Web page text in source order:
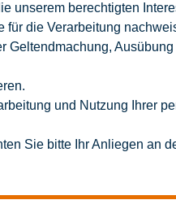
unserem berechtigten
die Verarbeitung
Geltendmachung,
und Nutzung Ihrer
Sie bitte Ihr Anliegen an